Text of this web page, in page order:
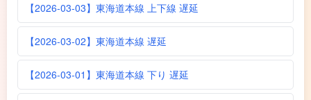
【2026-03-03】東海道本線 上下線 遅延
【2026-03-02】東海道本線 遅延
【2026-03-01】東海道本線 下り 遅延